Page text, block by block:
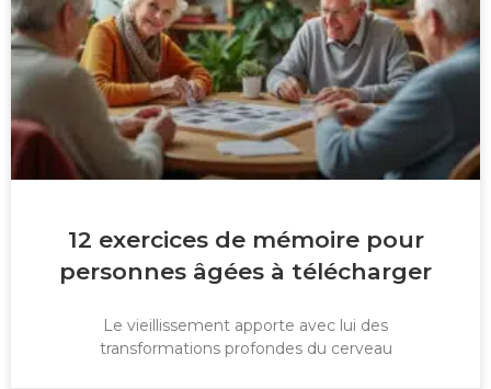
12 exercices de mémoire pour
personnes âgées à télécharger
Le vieillissement apporte avec lui des
transformations profondes du cerveau